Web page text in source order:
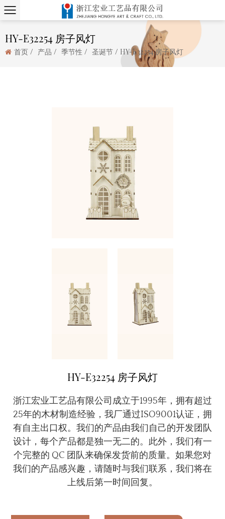
HY-E32254 房子风灯
首页 / 产品 / 季节性 / 圣诞节 / HY-E32254 房子风灯
HY-E32254 房子风灯
浙江宏业工艺品有限公司成立于1995年，拥有超过
25年的木材制造经验，我厂通过ISO9001认证，拥
有自主出口权。我们的产品由我们自己的开发团队
设计，每个产品都是独一无二的。此外，我们有一
个完整的 QC 团队来确保发货前的质量。如果您对
我们的产品感兴趣，请随时与我们联系，我们将在
上线后第一时间回复。